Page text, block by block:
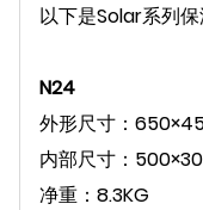
以下是Solar系列保
N24
外形尺寸：
内部尺寸：
净重：8.3KG